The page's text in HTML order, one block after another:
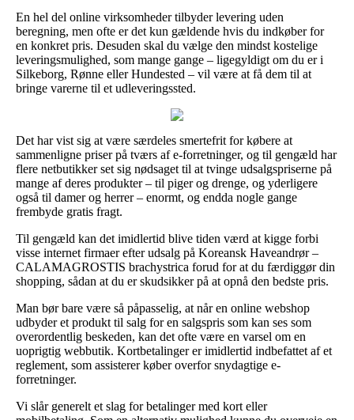
En hel del online virksomheder tilbyder levering uden
beregning, men ofte er det kun gældende hvis du indkøber for
en konkret pris. Desuden skal du vælge den mindst kostelige
leveringsmulighed, som mange gange – ligegyldigt om du er i
Silkeborg, Rønne eller Hundested – vil være at få dem til at
bringe varerne til et udleveringssted.
Det har vist sig at være særdeles smertefrit for købere at
sammenligne priser på tværs af e-forretninger, og til gengæld har
flere netbutikker set sig nødsaget til at tvinge udsalgspriserne på
mange af deres produkter – til piger og drenge, og yderligere
også til damer og herrer – enormt, og endda nogle gange
frembyde gratis fragt.
Til gengæld kan det imidlertid blive tiden værd at kigge forbi
visse internet firmaer efter udsalg på Koreansk Haveandrør –
CALAMAGROSTIS brachystrica forud for at du færdiggør din
shopping, sådan at du er skudsikker på at opnå den bedste pris.
Man bør bare være så påpasselig, at når en online webshop
udbyder et produkt til salg for en salgspris som kan ses som
overordentlig beskeden, kan det ofte være en varsel om en
uoprigtig webbutik. Kortbetalinger er imidlertid indbefattet af et
reglement, som assisterer køber overfor snydagtige e-
forretninger.
Vi slår generelt et slag for betalinger med kort eller